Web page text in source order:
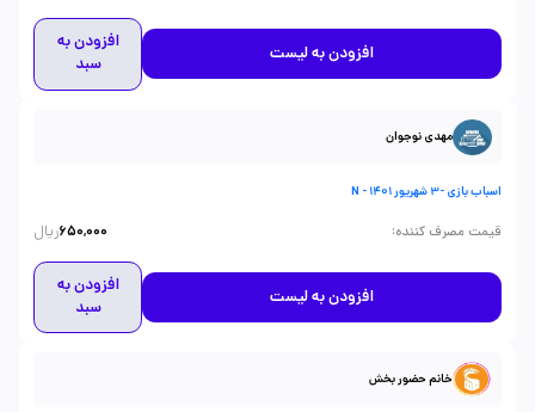
افزودن به لیست
افزودن به
سبد
مهدی نوجوان
اسباب بازی -3 شهریور 1401 - N
قیمت مصرف کننده:
650,000ریال
افزودن به لیست
افزودن به
سبد
خانم حضور بخش